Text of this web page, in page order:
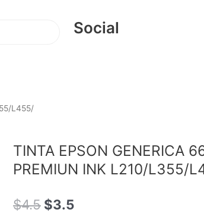
Social
L455/
TINTA EPSON GENERICA
PREMIUN INK L210/L355/
$4.5 El
$3.5